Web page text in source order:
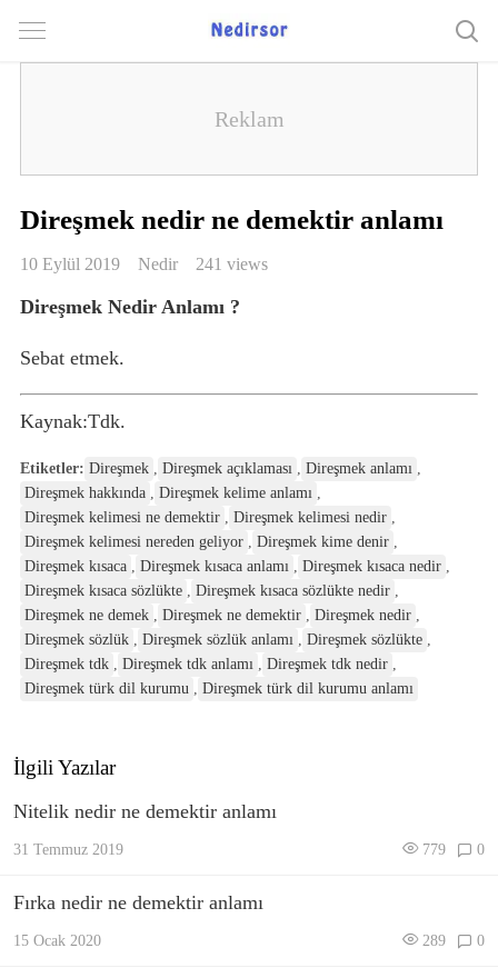
Direşmek nedir ne demektir anlamı
10 Eylül 2019 Nedir 241 views
Direşmek Nedir Anlamı ?
Sebat etmek.
Kaynak:Tdk.
Etiketler: Direşmek , Direşmek açıklaması , Direşmek anlamı ,
Direşmek hakkında , Direşmek kelime anlamı ,
Direşmek kelimesi ne demektir , Direşmek kelimesi nedir ,
Direşmek kelimesi nereden geliyor , Direşmek kime denir ,
Direşmek kısaca , Direşmek kısaca anlamı , Direşmek kısaca nedir ,
Direşmek kısaca sözlükte , Direşmek kısaca sözlükte nedir ,
Direşmek ne demek , Direşmek ne demektir , Direşmek nedir ,
Direşmek sözlük , Direşmek sözlük anlamı , Direşmek sözlükte ,
Direşmek tdk , Direşmek tdk anlamı , Direşmek tdk nedir ,
Direşmek türk dil kurumu , Direşmek türk dil kurumu anlamı
İlgili Yazılar
Nitelik nedir ne demektir anlamı
31 Temmuz 2019 779 0
Fırka nedir ne demektir anlamı
15 Ocak 2020 289 0